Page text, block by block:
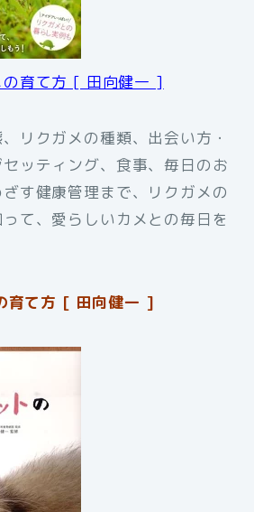
の育て方 [ 田向健一 ]
リクガメの種類、出会い方・
ッティング、食事、毎日のお
す健康管理まで、リクガメの
て、愛らしいカメとの毎日を
育て方 [ 田向健一 ]